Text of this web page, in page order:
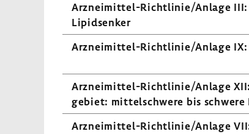
Arzneimittel-​Richtlinie/Anlage III:
Lipidsenker
Arzneimittel-​Richtlinie/Anlage
Arzneimittel-​Richtlinie/Anlage
ge­biet: mittel­schwere bis schwere
Arzneimittel-​Richtlinie/Anlage